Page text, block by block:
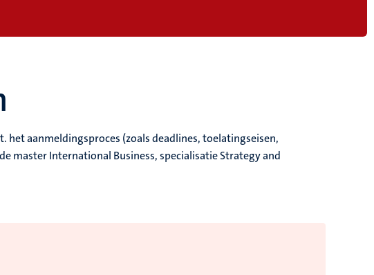
het aanmeldingsproces (zoals deadlines, toelatingseisen,
master International Business, specialisatie Strategy and